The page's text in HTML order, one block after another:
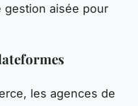
gestion aisée pour
les agences de